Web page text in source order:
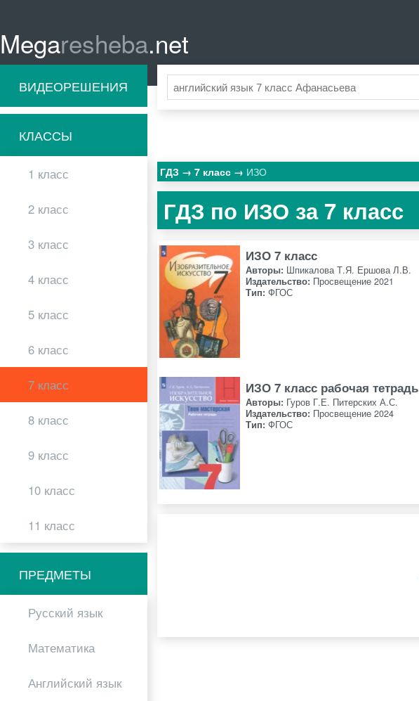
Megaresheba.net
ВИДЕОРЕШЕНИЯ
КЛАССЫ
1 класс
2 класс
3 класс
4 класс
5 класс
6 класс
7 класс
8 класс
9 класс
10 класс
11 класс
ПРЕДМЕТЫ
Русский язык
Математика
Английский язык
ГДЗ 7 класс ИЗО
ГДЗ по ИЗО за 7 класс
ИЗО 7 класс
Авторы: Шпикалова Т.Я. Ершова Л.В.
Издательство: Просвещение 2021
Тип: ФГОС
ИЗО 7 класс рабочая тетрадь
Авторы: Гуров Г.Е. Питерских А.С.
Издательство: Просвещение 2024
Тип: ФГОС